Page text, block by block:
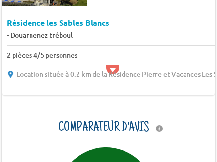
Résidence les Sables Blancs
- Douarnenez tréboul
2 pièces 4/5 personnes
Location située à 0.2 km de la Résidence Pierre et Vacances Les
COMPARATEUR D'AVIS